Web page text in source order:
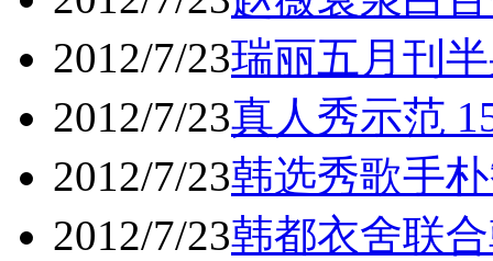
2012/7/23瑞丽五月刊
2012/7/23真人秀示范
2012/7/23韩选秀歌手
2012/7/23韩都衣舍联